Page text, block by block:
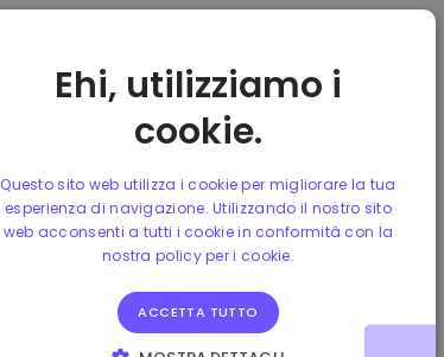
0.867510 € 0.00% 3.5B €
-2.10%
Ehi, utilizziamo i
cookie.
Questo sito web utilizza i cookie per migliorare la tua
esperienza di navigazione. Utilizzando il nostro sito
web acconsenti a tutti i cookie in conformità con la
nostra policy per i cookie.
ACCETTA TUTTO